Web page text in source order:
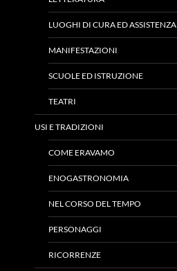
LUOGHI DI CURA ED ASSISTENZA
MANIFESTAZIONI
SCUOLE ED ISTRUZIONE
TEATRI
USI E TRADIZIONI
COME ERAVAMO
ENOGASTRONOMIA
NEL CORSO DEL TEMPO
PERSONAGGI
RICORRENZE